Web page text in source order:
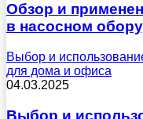
Обзор и
в насосном
Выбор и
для дома и офиса
04.03.2025
Выбор и